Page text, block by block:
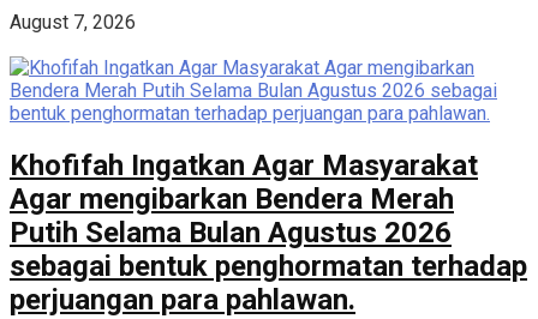
August 7, 2026
Khofifah Ingatkan Agar Masyarakat
Agar mengibarkan Bendera Merah
Putih Selama Bulan Agustus 2026
sebagai bentuk penghormatan terhadap
perjuangan para pahlawan.